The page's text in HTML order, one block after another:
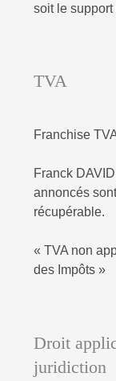
soit le
TVA
Franchise
Franck
annoncés
récupérable.
« TVA non
des Impôts »
Droit
juridiction